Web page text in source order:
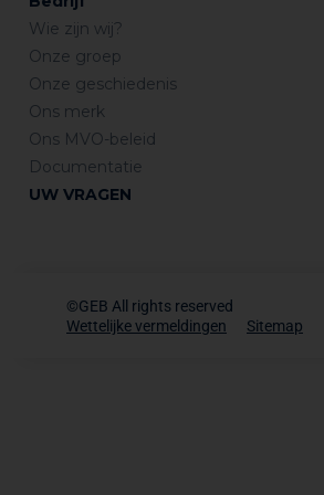
Wie zijn wij?
Onze groep
Onze geschiedenis
Ons merk
Ons MVO-beleid
Documentatie
UW VRAGEN
©GEB All rights reserved
Wettelijke vermeldingen
Sitemap